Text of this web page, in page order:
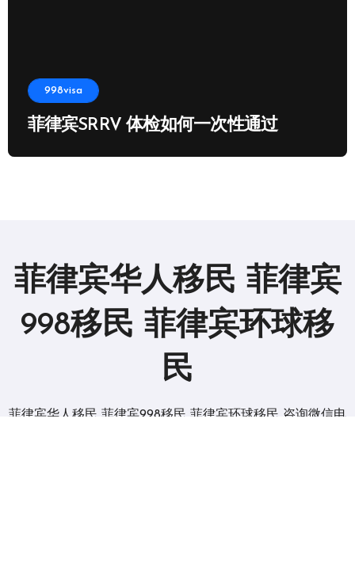
998visa
菲律宾SRRV 体检如何一次性通过
菲律宾华人移民 菲律宾
998移民 菲律宾环球移
民
菲律宾华人移民 菲律宾998移民 菲律宾环球移民 咨询微信电